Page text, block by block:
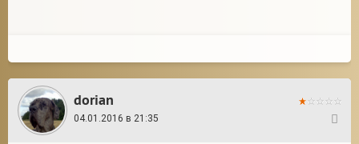
dorian
04.01.2016 в 21:35